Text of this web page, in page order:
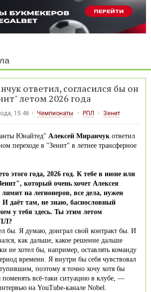
ответил, согласился бы он
летом 2026 года
15:46 Чемпионаты РПЛ Зенит
Юнайтед" Алексей Миранчук ответил
переходе в "Зенит" в летнее трансферное
этого года, 2026 год. К тебе в июне или
который очень хочет Алексея
на легионеров, все дела, нужен
И даёт там, не знаю, баснословный
у тебя здесь. Ты этим летом
бы. Я думаю, доиграл свой контракт бы. И
как дальше, какое решение дальше
не хотел бы, например, оставлять команду
времени. Я внутри бы себя чувствовал
поэтому я точно хочу хотя бы
поменять всё-таки ситуацию в клубе, —
на YouTube-канале Nobel.